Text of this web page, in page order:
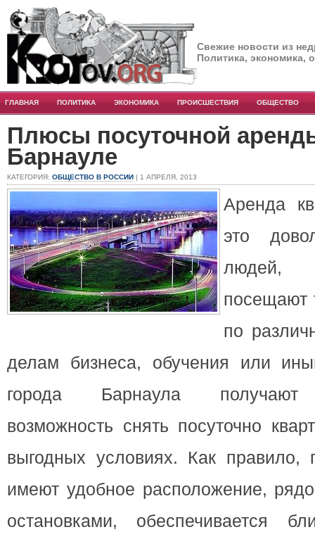
Свежие новости из
Политика, экономика,
ГЛАВНАЯ ПОЛИТИКА ЭКОНОМИКА ПРОИСШЕСТВИЯ ОБЩЕСТВО
Плюсы посуточной
Барнауле
КАТЕГОРИЯ: ОБЩЕСТВО В РОССИИ | 1 АПРЕЛЯ, 2013
Аренда
это
людей,
посещают
по
делам бизнеса, обучения или
города Барнаула получают
возможность снять посуточно
выгодных условиях. Как правило,
имеют удобное расположение,
остановками, обеспечивается